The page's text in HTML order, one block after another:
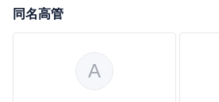
同名高管
A